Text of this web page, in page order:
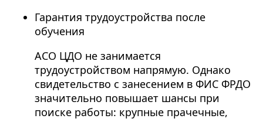
Гарантия трудоустройства после
обучения
АСО ЦДО не занимается
трудоустройством напрямую. Однако
свидетельство с занесением в ФИС ФРДО
значительно повышает шансы при
поиске работы: крупные прачечные,